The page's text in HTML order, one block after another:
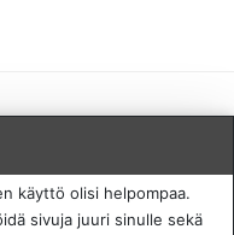
käyttö olisi helpompaa.
sivuja juuri sinulle sekä